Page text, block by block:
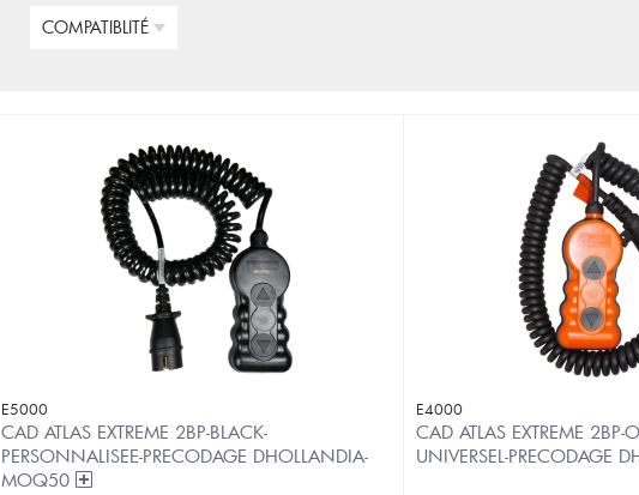
COMPATIBLITÉ
E5000
CAD ATLAS EXTREME 2BP-BLACK-
PERSONNALISEE-PRECODAGE DHOLLANDIA-
MOQ50
E4000
CAD ATLAS EXTREME 2BP-
UNIVERSEL-PRECODAGE